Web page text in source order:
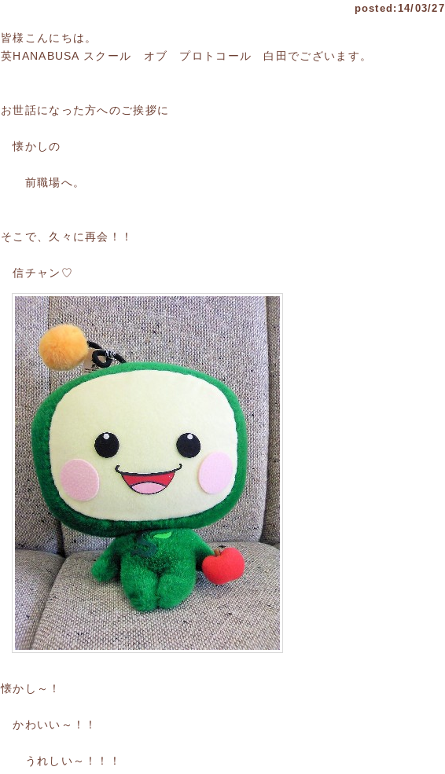
posted:14/03/27
皆様こんにちは。
英HANABUSA スクール オブ プロトコール 白田でございます。
お世話になった方へのご挨拶に
懐かしの
前職場へ。
そこで、久々に再会！！
信チャン♡
懐かし～！
かわいい～！！
うれしい～！！！